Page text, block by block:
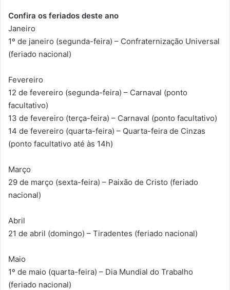
Confira os feriados deste ano
Janeiro
1º de janeiro (segunda-feira) – Confraternização Universal
(feriado nacional)
Fevereiro
12 de fevereiro (segunda-feira) – Carnaval (ponto
facultativo)
13 de fevereiro (terça-feira) – Carnaval (ponto facultativo)
14 de fevereiro (quarta-feira) – Quarta-feira de Cinzas
(ponto facultativo até às 14h)
Março
29 de março (sexta-feira) – Paixão de Cristo (feriado
nacional)
Abril
21 de abril (domingo) – Tiradentes (feriado nacional)
Maio
1º de maio (quarta-feira) – Dia Mundial do Trabalho
(feriado nacional)